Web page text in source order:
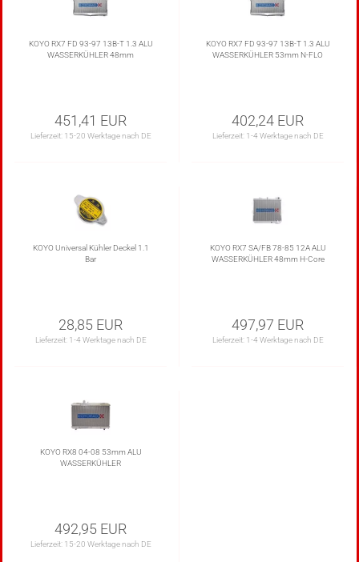
KOYO RX7 FD 93-97 13B-T 1.3 ALU
WASSERKÜHLER 48mm
451,41 EUR
Lieferzeit: 15-20 Werktage nach DE
KOYO RX7 FD 93-97 13B-T 1.3 ALU
WASSERKÜHLER 53mm N-FLO
402,24 EUR
Lieferzeit: 1-4 Werktage nach DE
KOYO Universal Kühler Deckel 1.1
Bar
28,85 EUR
Lieferzeit: 1-4 Werktage nach DE
KOYO RX7 SA/FB 78-85 12A ALU
WASSERKÜHLER 48mm H-Core
497,97 EUR
Lieferzeit: 1-4 Werktage nach DE
KOYO RX8 04-08 53mm ALU
WASSERKÜHLER
492,95 EUR
Lieferzeit: 15-20 Werktage nach DE